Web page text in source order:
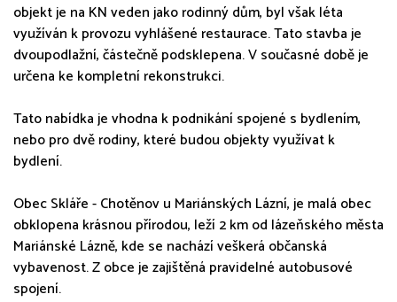
objekt je na KN veden jako rodinný dům, byl však léta
využíván k provozu vyhlášené restaurace. Tato stavba je
dvoupodlažní, částečně podsklepena. V současné době je
určena ke kompletní rekonstrukci.
Tato nabídka je vhodna k podnikání spojené s bydlením,
nebo pro dvě rodiny, které budou objekty využívat k
bydlení.
Obec Skláře - Chotěnov u Mariánských Lázní, je malá obec
obklopena krásnou přírodou, leží 2 km od lázeňského města
Mariánské Lázně, kde se nachází veškerá občanská
vybavenost. Z obce je zajištěná pravidelné autobusové
spojení.